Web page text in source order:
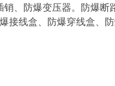
、防爆变压器。防爆断
接线盒、防爆穿线盒、防